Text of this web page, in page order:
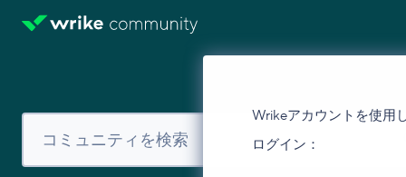
Wrikeアカウントを使用
ログイン：